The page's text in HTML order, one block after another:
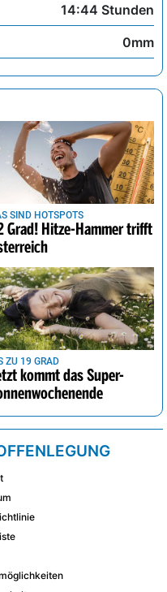
14:44 Stunden
0mm
SIND HOTSPOTS
Grad! Hitze-Hammer trifft
ZU 19 GRAD
kommt das Super-